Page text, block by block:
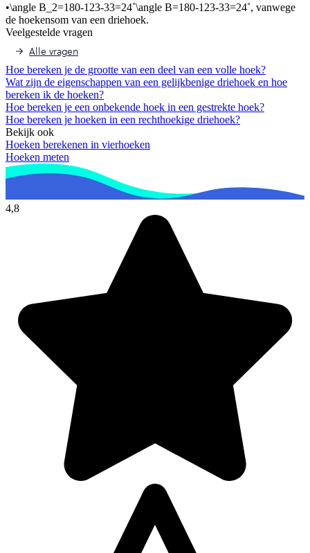
•\angle B_2=180-123-33=24˚\angle B=180-123-33=24˚, vanwege
de hoekensom van een driehoek.
Veelgestelde vragen
Alle vragen
Hoe bereken je de grootte van een deel van een volle hoek?
Wat zijn de eigenschappen van een gelijkbenige driehoek en hoe
bereken ik de hoeken?
Hoe bereken je een onbekende hoek in een gestrekte hoek?
Hoe bereken je hoeken in een rechthoekige driehoek?
Bekijk ook
Hoeken berekenen in vierhoeken
Hoeken meten
4,8